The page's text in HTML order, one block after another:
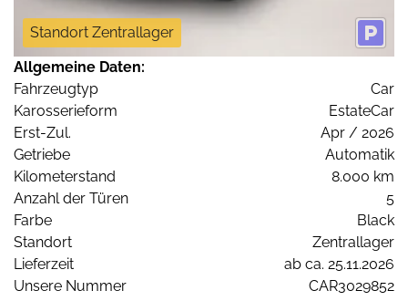
Standort Zentrallager
Allgemeine Daten:
Fahrzeugtyp
Car
Karosserieform
EstateCar
Erst-Zul.
Apr / 2026
Getriebe
Automatik
Kilometerstand
8.000 km
Anzahl der Türen
5
Farbe
Black
Standort
Zentrallager
Lieferzeit
ab ca. 25.11.2026
Unsere Nummer
CAR3029852